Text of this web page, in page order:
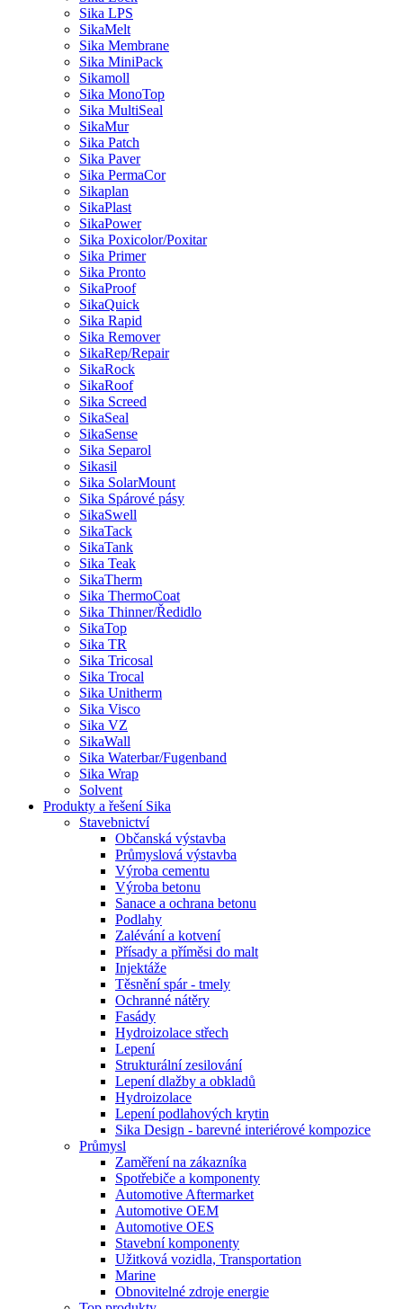
Sika LPS
SikaMelt
Sika Membrane
Sika MiniPack
Sikamoll
Sika MonoTop
Sika MultiSeal
SikaMur
Sika Patch
Sika Paver
Sika PermaCor
Sikaplan
SikaPlast
SikaPower
Sika Poxicolor/Poxitar
Sika Primer
Sika Pronto
SikaProof
SikaQuick
Sika Rapid
Sika Remover
SikaRep/Repair
SikaRock
SikaRoof
Sika Screed
SikaSeal
SikaSense
Sika Separol
Sikasil
Sika SolarMount
Sika Spárové pásy
SikaSwell
SikaTack
SikaTank
Sika Teak
SikaTherm
Sika ThermoCoat
Sika Thinner/Ředidlo
SikaTop
Sika TR
Sika Tricosal
Sika Trocal
Sika Unitherm
Sika Visco
Sika VZ
SikaWall
Sika Waterbar/Fugenband
Sika Wrap
Solvent
Produkty a řešení Sika
Stavebnictví
Občanská výstavba
Průmyslová výstavba
Výroba cementu
Výroba betonu
Sanace a ochrana betonu
Podlahy
Zalévání a kotvení
Přísady a příměsi do malt
Injektáže
Těsnění spár - tmely
Ochranné nátěry
Fasády
Hydroizolace střech
Lepení
Strukturální zesilování
Lepení dlažby a obkladů
Hydroizolace
Lepení podlahových krytin
Sika Design - barevné interiérové kompozice
Průmysl
Zaměření na zákazníka
Spotřebiče a komponenty
Automotive Aftermarket
Automotive OEM
Automotive OES
Stavební komponenty
Užitková vozidla, Transportation
Marine
Obnovitelné zdroje energie